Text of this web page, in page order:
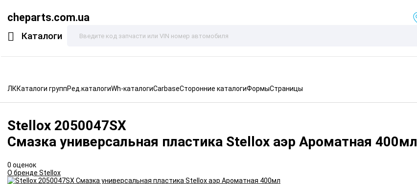
cheparts.com.ua
Каталоги
ЛККаталоги группРед.каталогиWh-каталогиCarbaseСторонние каталогиФормыСтраницы
Stellox 2050047SX
Смазка универсальная пластика Stellox аэр Ароматная 400мл
0 оценок
О бренде Stellox